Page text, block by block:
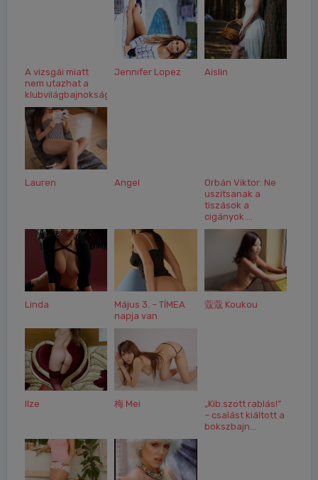
A vizsgái miatt
nem utazhat a
klubvilágbajnokságra...
Jennifer Lopez Aislin
Lauren Angel
Orbán Viktor: Ne
uszítsanak a
tiszások a
cigányok ...
Linda
Május 3. – TÍMEA
napja van
蔻蔻 Koukou
Ilze 梅 Mei
„Kib.szott rablás!”
– csalást kiáltott a
bokszbajn...